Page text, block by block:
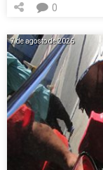
0
7 de agosto de 2026